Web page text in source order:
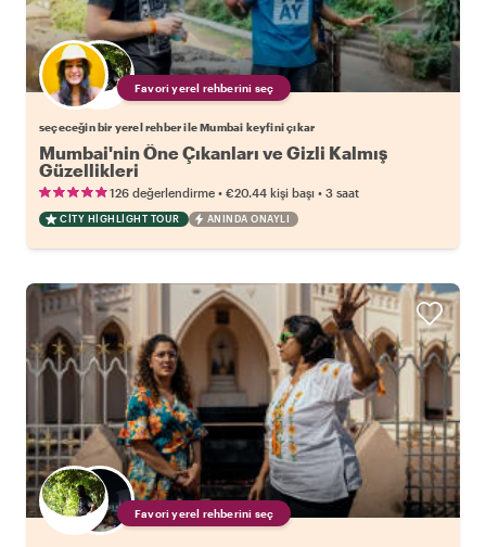
Favori yerel rehberini seç
seçeceğin bir yerel rehber ile Mumbai keyfini çıkar
Mumbai'nin Öne Çıkanları ve Gizli Kalmış
Güzellikleri
126 değerlendirme • €20.44 kişi başı • 3 saat
CITY HIGHLIGHT TOUR ANINDA ONAYLI
Favori yerel rehberini seç